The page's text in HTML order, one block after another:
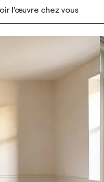
l'œuvre chez vous